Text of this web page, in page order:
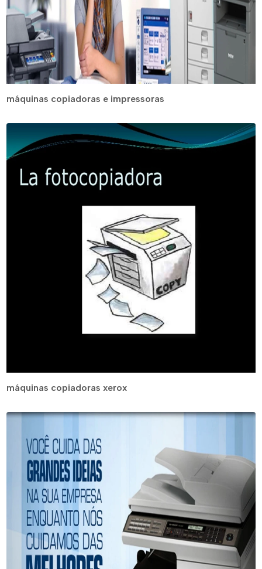
máquinas copiadoras e impressoras
máquinas copiadoras xerox